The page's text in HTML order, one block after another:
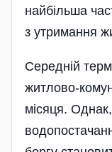
найбільша
з утримання
Середній
житлово-
місяця.